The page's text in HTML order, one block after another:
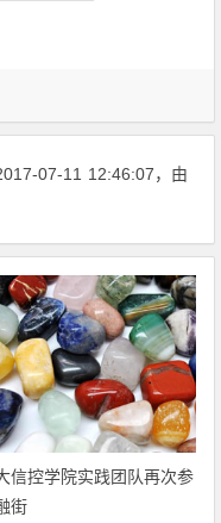
07-11 12:46:07，由
信控学院实践团队再次参
街